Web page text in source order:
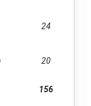
24
20
156